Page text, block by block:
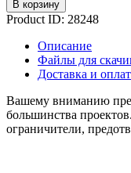
В корзину
Product ID: 28248
Описание
Файлы для
Доставка и
Вашему вниманию
большинства
ограничители,